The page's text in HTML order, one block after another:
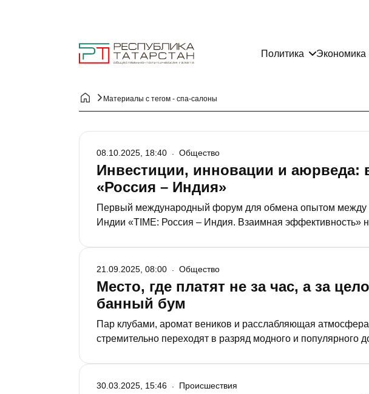
Политика Экономика
Материалы с тегом - спа-салоны
Инвестиции, инновации и аюрведа:
«Россия – Индия»
Первый международный форум для обмена опытом между
Индии «TIME: Россия – Индия. Взаимная эффективность»
Республикой Индия продлится два дня.
08.10.2025, 18:40 Общество
Место, где платят не за час, а за
банный бум
Пар клубами, аромат веников и расслабляющая
стремительно переходят в разряд модного и популярного
предлагают и сколько стоит не простое парение, а модное
21.09.2025, 08:00 Общество
30.03.2025, 15:46 Происшествия